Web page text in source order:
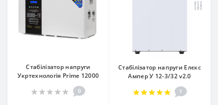
Стабілізатор напруги
Укртехнологія Prime 12000
0
Стабілізатор напруги Елєкс
Ампер У 12-3/32 v2.0
1